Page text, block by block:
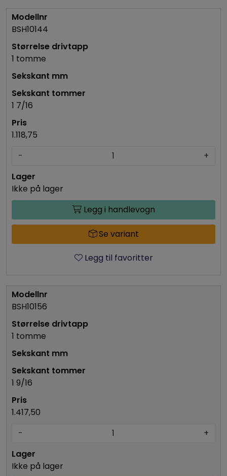
BSH10144
1 tomme
1 7/16
1.118,75
-
+
Ikke på lager
Legg i handlevogn
Se variant
Legg til favoritter
BSH10156
1 tomme
1 9/16
1.417,50
-
+
Ikke på lager